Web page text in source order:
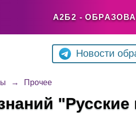
А2Б2 -
Новости
→ Прочее